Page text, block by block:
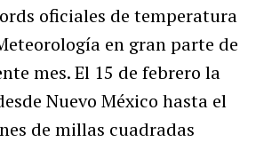
oficiales de temperatura
en gran parte de
mes. El 15 de febrero la
Nuevo México hasta el
de millas cuadradas